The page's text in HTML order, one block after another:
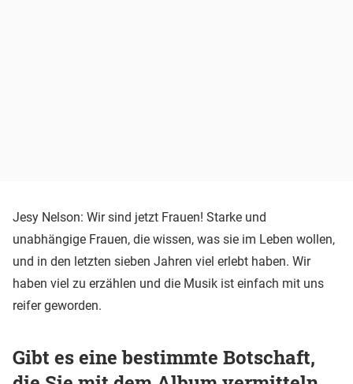
Jesy Nelson: Wir sind jetzt Frauen! Starke und
unabhängige Frauen, die wissen, was sie im Leben wollen,
und in den letzten sieben Jahren viel erlebt haben. Wir
haben viel zu erzählen und die Musik ist einfach mit uns
reifer geworden.
Gibt es eine bestimmte Botschaft,